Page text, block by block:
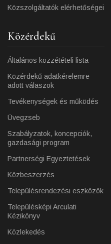
Közszolgáltatók elérhetőségei
Közérdekű
Általános közzétételi lista
Közérdekű adatkérelemre
adott válaszok
Tevékenységek és működés
Üvegzseb
Szabályzatok, koncepciók,
gazdasági program
Partnerségi Egyeztetések
Közbeszerzés
Településrendezési eszközök
Településképi Arculati
Kézikönyv
Közlekedés